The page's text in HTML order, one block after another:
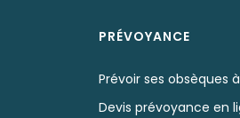
PRÉVOYANCE
Prévoir ses obsèques
Devis prévoyance en